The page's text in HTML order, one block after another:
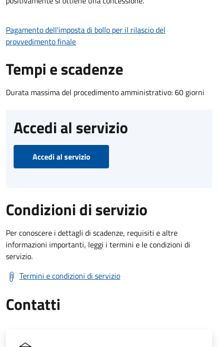
Pagamento dell'imposta di bollo per il rilascio del
provvedimento finale
Tempi e scadenze
Durata massima del procedimento amministrativo: 60 giorni
Accedi al servizio
Accedi al servizio
Condizioni di servizio
Per conoscere i dettagli di scadenze, requisiti e altre
informazioni importanti, leggi i termini e le condizioni di
servizio.
Termini e condizioni di servizio
Contatti